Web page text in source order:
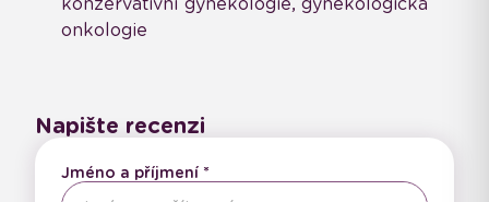
onkologie
Napište recenzi
Jméno a příjmení